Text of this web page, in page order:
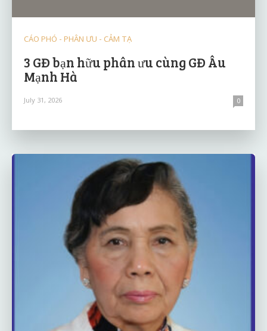
CÁO PHÓ - PHÂN ƯU - CẢM TẠ
3 GĐ bạn hữu phân ưu cùng GĐ Âu
Mạnh Hà
July 31, 2026 0